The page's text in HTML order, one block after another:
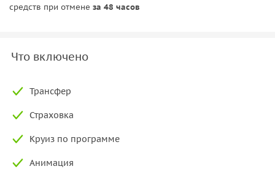
средств при отмене за 48 часов
Что включено
Трансфер
Страховка
Круиз по программе
Анимация